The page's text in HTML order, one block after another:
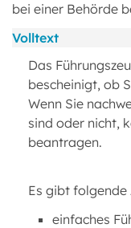
bei einer Behörde
Volltext
Das
bescheinigt, ob
Wenn Sie
sind oder nicht,
beantragen.
Es gibt folgende
einfaches